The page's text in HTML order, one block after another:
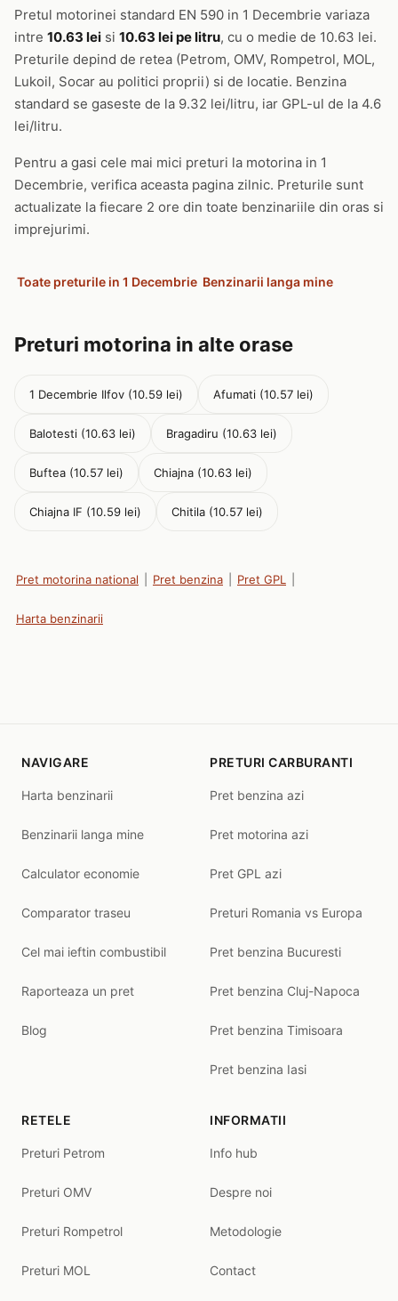
Pretul motorinei standard EN 590 in 1 Decembrie variaza
intre 10.63 lei si 10.63 lei pe litru, cu o medie de 10.63 lei.
Preturile depind de retea (Petrom, OMV, Rompetrol, MOL,
Lukoil, Socar au politici proprii) si de locatie. Benzina
standard se gaseste de la 9.32 lei/litru, iar GPL-ul de la 4.6
lei/litru.
Pentru a gasi cele mai mici preturi la motorina in 1
Decembrie, verifica aceasta pagina zilnic. Preturile sunt
actualizate la fiecare 2 ore din toate benzinariile din oras si
imprejurimi.
Toate preturile in 1 Decembrie Benzinarii langa mine
Preturi motorina in alte orase
1 Decembrie Ilfov (10.59 lei) Afumati (10.57 lei)
Balotesti (10.63 lei) Bragadiru (10.63 lei)
Buftea (10.57 lei) Chiajna (10.63 lei)
Chiajna IF (10.59 lei) Chitila (10.57 lei)
Pret motorina national Pret benzina Pret GPL
Harta benzinarii
NAVIGARE
Harta benzinarii
Benzinarii langa mine
Calculator economie
Comparator traseu
Cel mai ieftin combustibil
Raporteaza un pret
Blog
PRETURI CARBURANTI
Pret benzina azi
Pret motorina azi
Pret GPL azi
Preturi Romania vs Europa
Pret benzina Bucuresti
Pret benzina Cluj-Napoca
Pret benzina Timisoara
Pret benzina Iasi
RETELE
Preturi Petrom
Preturi OMV
Preturi Rompetrol
Preturi MOL
INFORMATII
Info hub
Despre noi
Metodologie
Contact